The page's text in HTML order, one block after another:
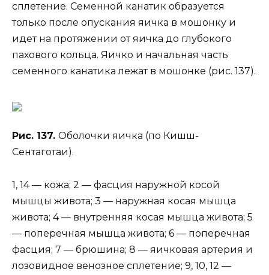
сплетение. Семенной канатик образуется
только после опускания яичка в мошонку и
идет на протяжении от яичка до глубокого
пахового кольца. Яичко и начальная часть
семенного канатика лежат в мошонке (рис. 137).
Рис. 137. Оболочки яичка (по Кишш-
Сентаготаи).
1, 14 — кожа; 2 — фасция наружной косой
мышцы живота; 3 — наружная косая мышца
живота; 4 — внутренняя косая мышца живота; 5
— поперечная мышца живота; 6 — поперечная
фасция; 7 — брюшина; 8 — яичковая артерия и
лозовидное венозное сплетение; 9, 10, 12 —